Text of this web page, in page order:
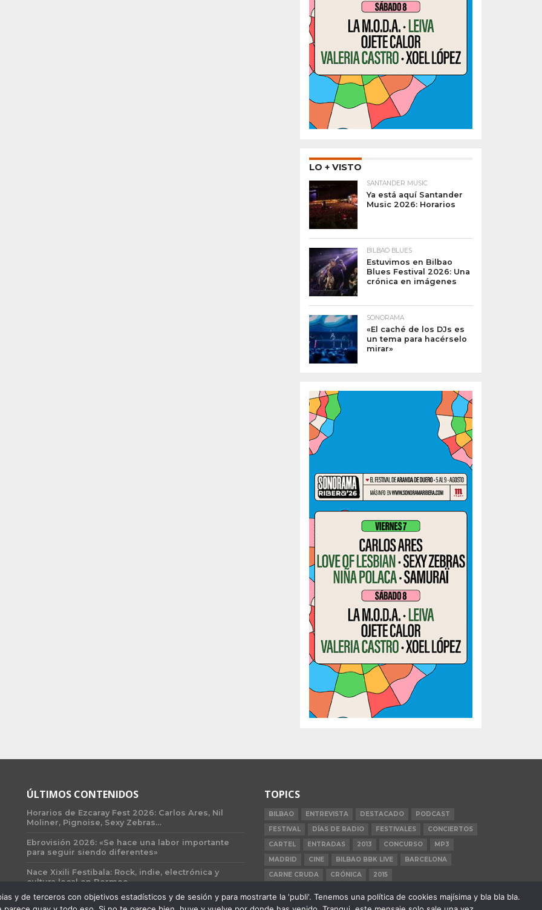
LO + VISTO
SANTANDER MUSIC
Ya está aquí Santander
Music 2026: Horarios
BILBAO BLUES
Estuvimos en Bilbao
Blues Festival 2026: Una
crónica en imágenes
SONORAMA
«El caché de los DJs es
un tema para hacérselo
mirar»
ÚLTIMOS CONTENIDOS
Horarios de Ezcaray Fest 2026: Carlos Ares, Nil
Moliner, Pignoise, Sexy Zebras…
Ebrovisión 2026: «Se hace una labor importante
para seguir siendo diferentes»
Nace Xixili Festibala: Rock, indie, electrónica y
cultura local en Bermeo
TOPICS
BILBAO ENTREVISTA DESTACADO
PODCAST
FESTIVAL
DÍAS DE RADIO FESTIVALES
CONCIERTOS
CARTEL
ENTRADAS 2013 CONCURSO
MP3
MADRID
CINE BILBAO BBK LIVE
BARCELONA
CARNE CRUDA
CRÓNICA 2015
y de terceros con objetivos estadísticos y de sesión y para mostrarte la 'publi'. Tenemos una política de cookies majísima y bla bla bla.